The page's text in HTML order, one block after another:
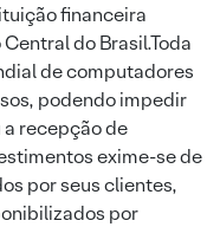
financeira
do Brasil.Toda
de computadores
podendo impedir
a recepção de
exime-se de
por seus clientes,
por